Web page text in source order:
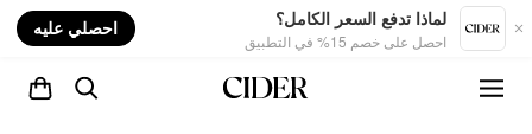
لماذا تدفع السعر الكامل؟
احصل على خصم 15% في التطبيق
احصلي عليه